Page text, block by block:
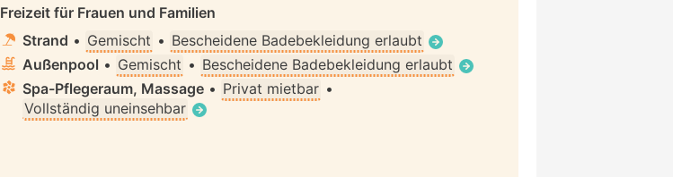
Freizeit für Frauen und Familien
Strand • Gemischt • Bescheidene Badebekleidung erlaubt
Außenpool • Gemischt • Bescheidene Badebekleidung erlaubt
Spa-Pflegeraum, Massage • Privat mietbar •
Vollständig uneinsehbar